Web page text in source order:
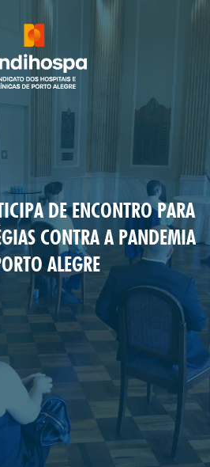
DE ENCONTRO PARA
CONTRA A PANDEMIA
ALEGRE